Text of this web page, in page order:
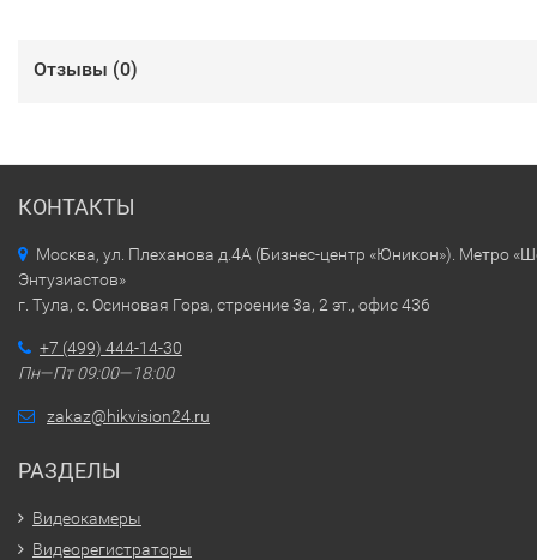
Отзывы (0)
КОНТАКТЫ
Москва, ул. Плеханова д.4А (Бизнес-центр «Юникон»). Метро
Энтузиастов»
г. Тула, с. Осиновая Гора, строение 3а, 2 эт., офис 436
+7 (499) 444-14-30
Пн—Пт 09:00—18:00
zakaz@hikvision24.ru
РАЗДЕЛЫ
Видеокамеры
Видеорегистраторы